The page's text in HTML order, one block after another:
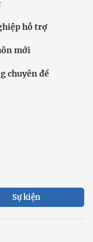
hỗ trợ
mới
chuyên đề
Sự kiện